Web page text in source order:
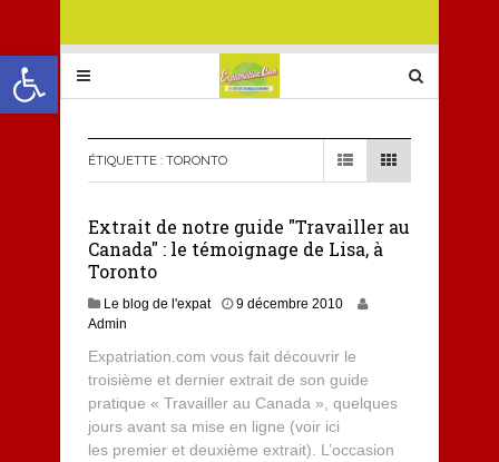
Ouvrir la barre d’outils
ÉTIQUETTE : TORONTO
Extrait de notre guide "Travailler au
Canada" : le témoignage de Lisa, à
Toronto
Le blog de l'expat
9 décembre 2010
Admin
Expatriation.com vous fait découvrir le
troisième et dernier extrait de son guide
pratique « Travailler au Canada », quelques
jours avant sa mise en ligne (voir ici
les premier et deuxième extrait). L’occasion